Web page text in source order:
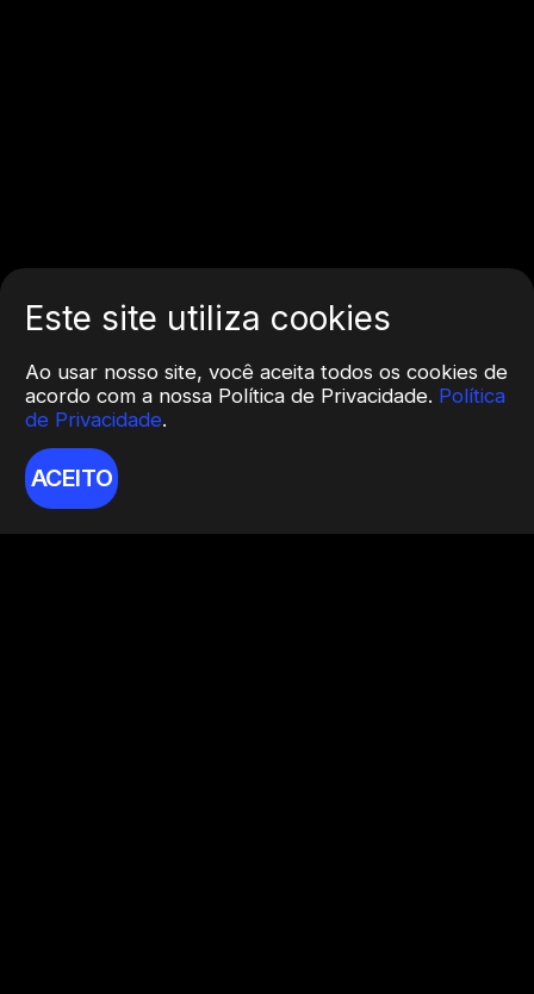
Este site utiliza cookies
Ao usar nosso site, você aceita todos os cookies de
acordo com a nossa Política de Privacidade. Política
de Privacidade.
ACEITO